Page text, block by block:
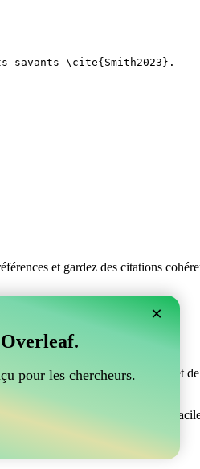
savants \cite{ Smith2023 }.
et gardez des citations
»
être parfait ! Il vous permet de
lf. Si vous cherchez un moyen
×
pour les chercheurs.